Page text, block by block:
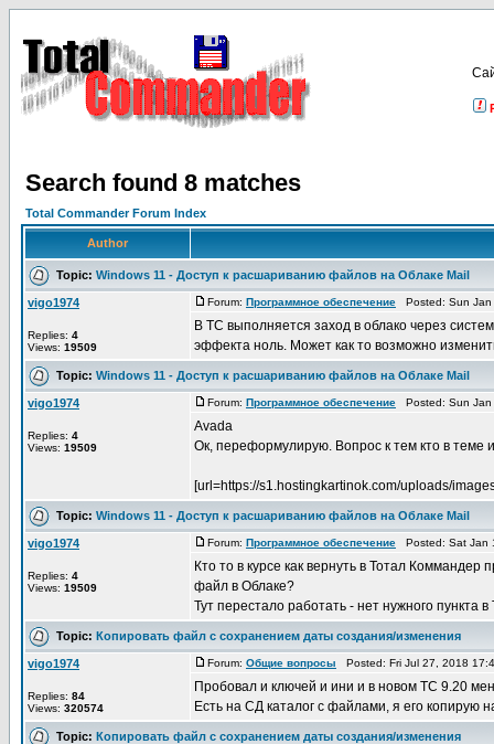
Search found 8 matches
Total Commander Forum Index
Author
Topic: Windows 11 - Доступ к расшариванию файлов на Облаке Mail
vigo1974
Replies: 4
Views: 19509
Forum: Программное обеспечение Posted: Sun
В TC выполняется заход в облако через
эффекта ноль. Может как то возможно
Topic: Windows 11 - Доступ к расшариванию файлов на Облаке Mail
vigo1974
Replies: 4
Views: 19509
Forum: Программное обеспечение Posted: Sun
Avada
Ок, переформулирую. Вопрос к тем кто в теме
[url=https://s1.hostingkartinok.com/uploads/
Topic: Windows 11 - Доступ к расшариванию файлов на Облаке Mail
vigo1974
Replies: 4
Views: 19509
Forum: Программное обеспечение Posted: Sat Jan
Кто то в курсе как вернуть в Тотал
файл в Облаке?
Тут перестало работать - нет нужного пункта
Topic: Копировать файл с сохранением даты создания/изменения
vigo1974
Replies: 84
Views: 320574
Forum: Общие вопросы Posted: Fri Jul 27, 2018
Пробовал и ключей и ини и в новом ТС 9.20
Есть на СД каталог с файлами, я его копирую
Topic: Копировать файл с сохранением даты создания/изменения